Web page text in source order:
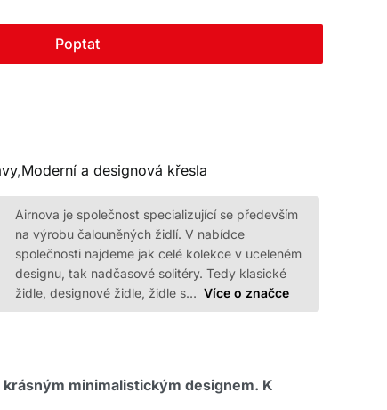
Poptat
,Moderní a designová křesla
Airnova je společnost specializující se především
na výrobu čalouněných židlí. V nabídce
společnosti najdeme jak celé kolekce v uceleném
designu, tak nadčasové solitéry. Tedy klasické
židle, designové židle, židle s… Více o značce
minimalistickým designem. K